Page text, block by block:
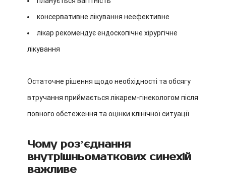
консервативне лікування неефективне
лікар рекомендує ендоскопічне хірургічне
лікування
Остаточне рішення щодо необхідності та обсягу
втручання приймається лікарем-гінекологом після
повного обстеження та оцінки клінічної ситуації.
Чому розʼєднання
внутрішньоматкових синехій
важливе